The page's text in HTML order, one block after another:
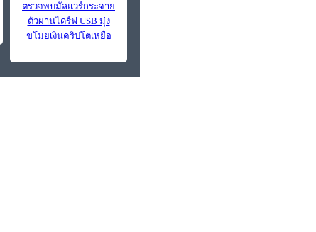
ตรวจพบมัลแวร์กระจาย
ตัวผ่านไดร์ฟ USB มุ่ง
ขโมยเงินคริปโตเหยื่อ